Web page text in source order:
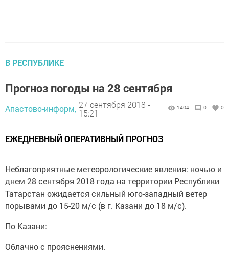
В РЕСПУБЛИКЕ
Прогноз погоды на 28 сентября
Апастово-информ, 27 сентября 2018 -
15:21
1404 0 0
ЕЖЕДНЕВНЫЙ ОПЕРАТИВНЫЙ ПРОГНОЗ
Неблагоприятные метеорологические явления: ночью и
днем 28 сентября 2018 года на территории Республики
Татарстан ожидается сильный юго-западный ветер
порывами до 15-20 м/с (в г. Казани до 18 м/с).
По Казани:
Облачно с прояснениями.